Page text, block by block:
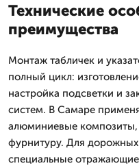
Технические
преимущества
Монтаж табличек и
полный цикл:
настройка подсветки и
систем. В Самаре
алюминиевые
фурнитуру. Для
специальные